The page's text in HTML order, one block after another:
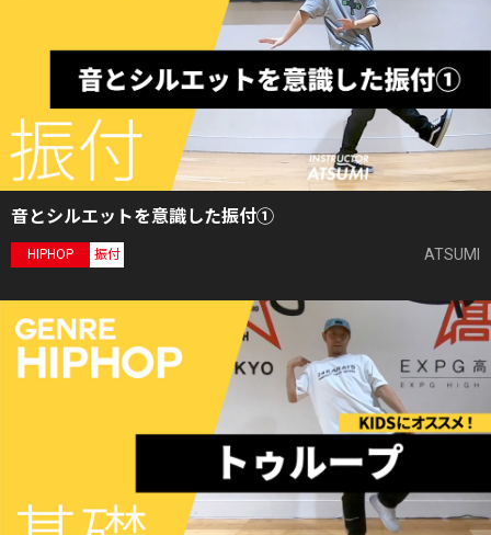
音とシルエットを意識した振付①
HIPHOP 振付 ATSUMI